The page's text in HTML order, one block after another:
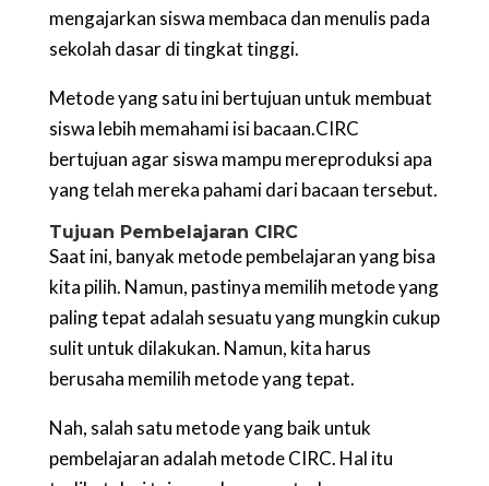
mengajarkan siswa membaca dan menulis pada
sekolah dasar di tingkat tinggi.
Metode yang satu ini bertujuan untuk membuat
siswa lebih memahami isi bacaan.CIRC
bertujuan agar siswa mampu mereproduksi apa
yang telah mereka pahami dari bacaan tersebut.
Tujuan Pembelajaran CIRC
Saat ini, banyak metode pembelajaran yang bisa
kita pilih. Namun, pastinya memilih metode yang
paling tepat adalah sesuatu yang mungkin cukup
sulit untuk dilakukan. Namun, kita harus
berusaha memilih metode yang tepat.
Nah, salah satu metode yang baik untuk
pembelajaran adalah metode CIRC. Hal itu